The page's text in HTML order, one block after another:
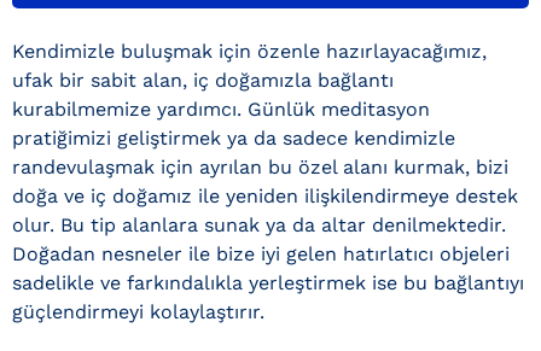
Kendimizle buluşmak için özenle hazırlayacağımız,
ufak bir sabit alan, iç doğamızla bağlantı
kurabilmemize yardımcı. Günlük meditasyon
pratiğimizi geliştirmek ya da sadece kendimizle
randevulaşmak için ayrılan bu özel alanı kurmak, bizi
doğa ve iç doğamız ile yeniden ilişkilendirmeye destek
olur. Bu tip alanlara sunak ya da altar denilmektedir.
Doğadan nesneler ile bize iyi gelen hatırlatıcı objeleri
sadelikle ve farkındalıkla yerleştirmek ise bu bağlantıyı
güçlendirmeyi kolaylaştırır.